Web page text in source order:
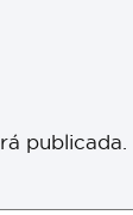
publicada.